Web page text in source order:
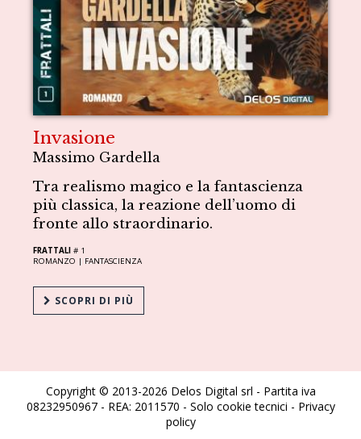
Invasione
Massimo Gardella
Tra realismo magico e la fantascienza
più classica, la reazione dell’uomo di
fronte allo straordinario.
FRATTALI # 1
ROMANZO | FANTASCIENZA
SCOPRI DI PIÙ
Copyright © 2013-2026 Delos Digital srl - Partita iva
08232950967 - REA: 2011570 - Solo cookie tecnici - Privacy
policy